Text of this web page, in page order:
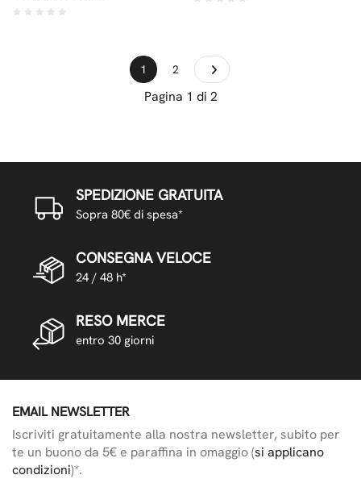
1 2
Pagina 1 di 2
SPEDIZIONE GRATUITA
Sopra 80€ di spesa*
CONSEGNA VELOCE
24 / 48 h*
RESO MERCE
entro 30 giorni
EMAIL NEWSLETTER
Iscriviti gratuitamente alla nostra newsletter, subito per
te un buono da 5€ e paraffina in omaggio (si applicano
condizioni)*.